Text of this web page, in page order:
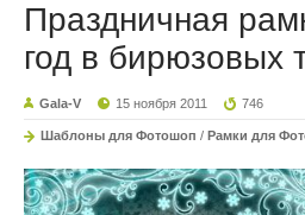
Праздничная
год в бирюзовых
Gala-V 15 ноября 2011 746
Шаблоны для Фотошоп / Рамки для